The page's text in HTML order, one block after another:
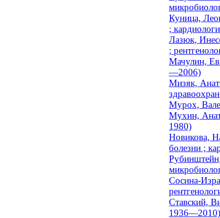
Куница,
;
Лазюк,
;
Мачулин,
—2006)
Мизяк,
Мурох,
Мухин,
1980)
Новикова,
болезни ;
Сосина-
Ставский,
1936—2010)